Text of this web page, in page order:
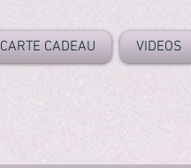
CARTE CADEAU VIDEOS